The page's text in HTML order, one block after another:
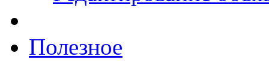
Полезное